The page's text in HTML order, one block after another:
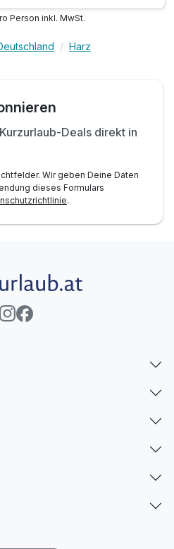
Kaffee-Spezialitäten
& des Whirlpools
im SPA-ROSA
Person inkl. MwSt.
Harz
Deals direkt in
Wir geben Deine Daten
dieses Formulars
.